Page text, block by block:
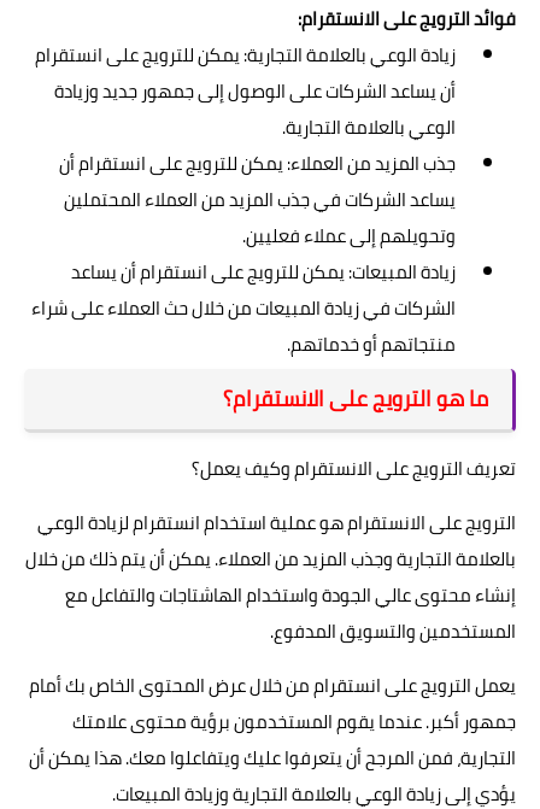
فوائد الترويج على الانستقرام:
زيادة الوعي بالعلامة التجارية: يمكن للترويج على انستقرام
أن يساعد الشركات على الوصول إلى جمهور جديد وزيادة
الوعي بالعلامة التجارية.
جذب المزيد من العملاء: يمكن للترويج على انستقرام أن
يساعد الشركات في جذب المزيد من العملاء المحتملين
وتحويلهم إلى عملاء فعليين.
زيادة المبيعات: يمكن للترويج على انستقرام أن يساعد
الشركات في زيادة المبيعات من خلال حث العملاء على شراء
منتجاتهم أو خدماتهم.
ما هو الترويج على الانستقرام؟
تعريف الترويج على الانستقرام وكيف يعمل؟
الترويج على الانستقرام هو عملية استخدام انستقرام لزيادة الوعي
بالعلامة التجارية وجذب المزيد من العملاء. يمكن أن يتم ذلك من خلال
إنشاء محتوى عالي الجودة واستخدام الهاشتاجات والتفاعل مع
المستخدمين والتسويق المدفوع.
يعمل الترويج على انستقرام من خلال عرض المحتوى الخاص بك أمام
جمهور أكبر. عندما يقوم المستخدمون برؤية محتوى علامتك
التجارية، فمن المرجح أن يتعرفوا عليك ويتفاعلوا معك. هذا يمكن أن
يؤدي إلى زيادة الوعي بالعلامة التجارية وزيادة المبيعات.